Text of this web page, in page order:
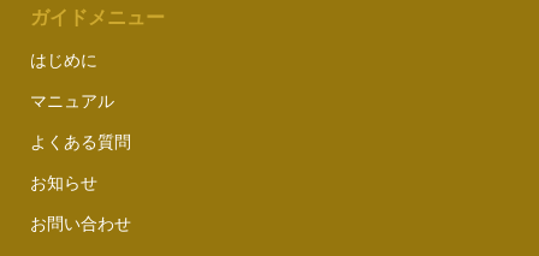
ガイドメニュー
はじめに
マニュアル
よくある質問
お知らせ
お問い合わせ